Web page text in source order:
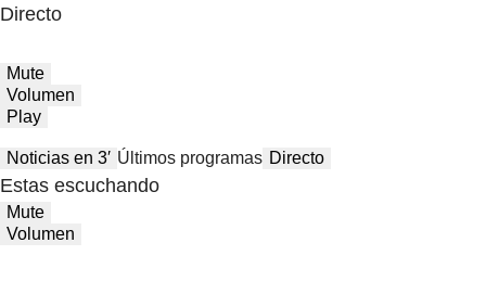
Directo
Mute
Volumen
Play
Noticias en 3′ Últimos programas Directo
Estas escuchando
Mute
Volumen